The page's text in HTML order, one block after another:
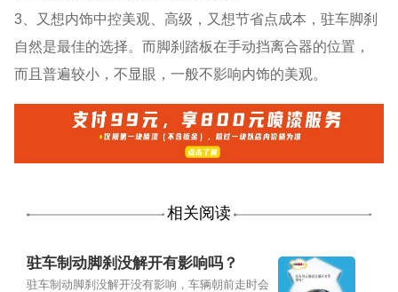
3、又想内饰中控美观、高级，又想节省点成本，驻车脚刹
自然是最佳的选择。而脚刹踏板在手动挡离合器的位置，
而且普遍较小，不显眼，一般不影响内饰的美观。
相关阅读
驻车制动脚刹没解开有影响吗？
驻车制动脚刹没解开没有影响，车辆朝前走时会